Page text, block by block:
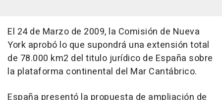
El 24 de Marzo de 2009, la Comisión de Nueva
York aprobó lo que supondrá una extensión total
de 78.000 km2 del titulo jurídico de España sobre
la plataforma continental del Mar Cantábrico.
España presentó la propuesta de ampliación de